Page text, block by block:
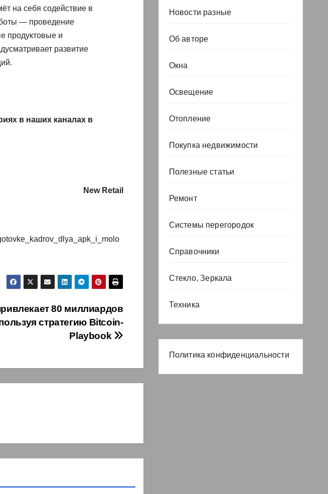
на себя содействие в
— проведение
продуктовые и
развитие
в наших каналах в
New Retail
80 миллиардов
стратегию Bitcoin-
Playbook
Новости разные
Об авторе
Окна
Освещение
Отопление
Покупка недвижимости
Полезные статьи
Ремонт
Системы перегородок
Справочники
Стекло, Зеркала
Техника
Политика конфиденциальности